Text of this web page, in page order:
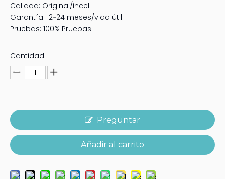
Calidad: Original/incell
Garantía: 12~24 meses/vida útil
Pruebas: 100% Pruebas
Cantidad:
Preguntar
Añadir al carrito